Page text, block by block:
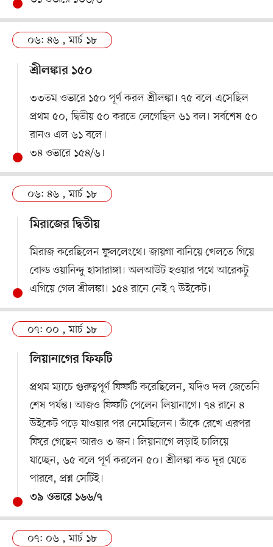
০৬: ৪৬ , মার্চ ১৮
শ্রীলঙ্কার ১৫০
৩৩তম ওভারে ১৫০ পূর্ণ করল শ্রীলঙ্কা। ৭৫ বলে এসেছিল
প্রথম ৫০, দ্বিতীয় ৫০ করতে লেগেছিল ৬১ বল। সর্বশেষ ৫০
রানও এল ৬১ বলে।
৩৪ ওভারে ১৫৪/৬।
০৬: ৪৬ , মার্চ ১৮
মিরাজের দ্বিতীয়
মিরাজ করেছিলেন ফুললেংথে। জায়গা বানিয়ে খেলতে গিয়ে
বোল্ড ওয়ানিন্দু হাসারাঙ্গা। অলআউট হওয়ার পথে আরেকটু
এগিয়ে গেল শ্রীলঙ্কা। ১৫৪ রানে নেই ৭ উইকেট।
০৭: ০০ , মার্চ ১৮
লিয়ানাগের ফিফটি
প্রথম ম্যাচে গুরুত্বপূর্ণ ফিফটি করেছিলেন, যদিও দল জেতেনি
শেষ পর্যন্ত। আজও ফিফটি পেলেন লিয়ানাগে। ৭৪ রানে ৪
উইকেট পড়ে যাওয়ার পর নেমেছিলেন। তাঁকে রেখে এরপর
ফিরে গেছেন আরও ৩ জন। লিয়ানাগে লড়াই চালিয়ে
যাচ্ছেন, ৬৫ বলে পূর্ণ করলেন ৫০। শ্রীলঙ্কা কত দূর যেতে
পারবে, প্রশ্ন সেটিই।
৩৯ ওভারে ১৬৬/৭
০৭: ০৬ , মার্চ ১৮